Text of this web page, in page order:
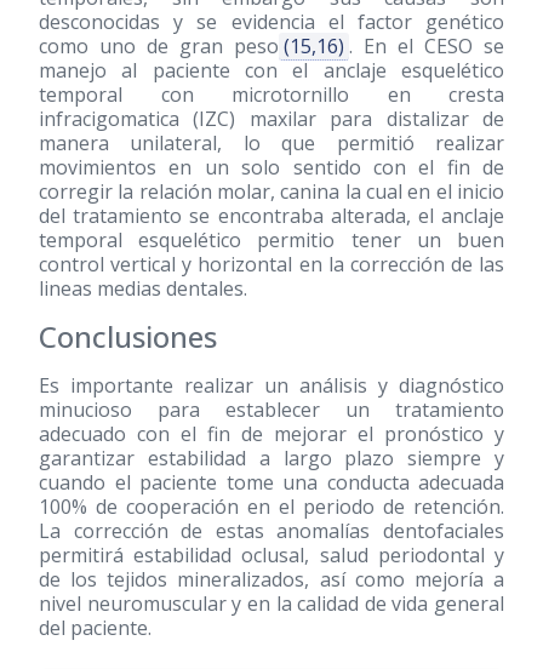
desconocidas y se evidencia el factor genético
como uno de gran peso (15,16) . En el CESO se
manejo al paciente con el anclaje esquelético
temporal con microtornillo en cresta
infracigomatica (IZC) maxilar para distalizar de
manera unilateral, lo que permitió realizar
movimientos en un solo sentido con el fin de
corregir la relación molar, canina la cual en el inicio
del tratamiento se encontraba alterada, el anclaje
temporal esquelético permitio tener un buen
control vertical y horizontal en la corrección de las
lineas medias dentales.
Conclusiones
Es importante realizar un análisis y diagnóstico
minucioso para establecer un tratamiento
adecuado con el fin de mejorar el pronóstico y
garantizar estabilidad a largo plazo siempre y
cuando el paciente tome una conducta adecuada
100% de cooperación en el periodo de retención.
La corrección de estas anomalías dentofaciales
permitirá estabilidad oclusal, salud periodontal y
de los tejidos mineralizados, así como mejoría a
nivel neuromuscular y en la calidad de vida general
del paciente.